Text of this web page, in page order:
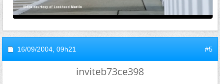
16/09/2004, 09h21 #5
inviteb73ce398